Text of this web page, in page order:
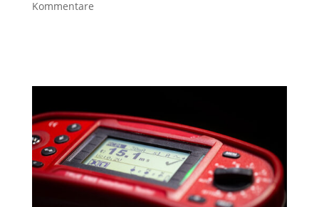
Kommentare